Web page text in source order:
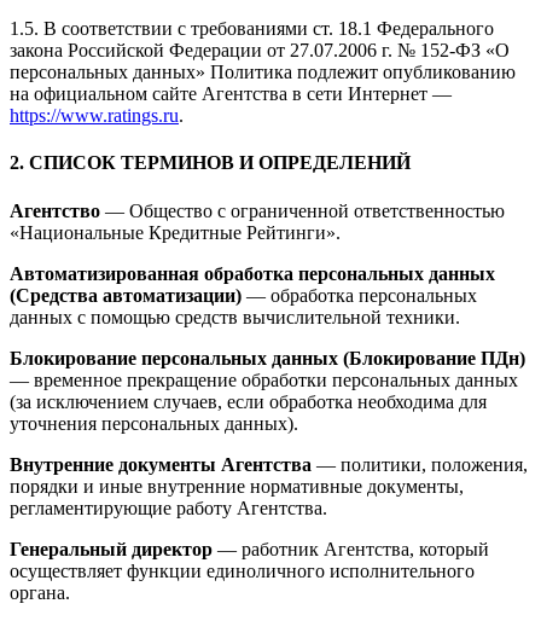
1.5. В соответствии с требованиями ст. 18.1 Федерального
закона Российской Федерации от 27.07.2006 г. № 152-ФЗ «О
персональных данных» Политика подлежит опубликованию
на официальном сайте Агентства в сети Интернет —
https://www.ratings.ru.
2. СПИСОК ТЕРМИНОВ И ОПРЕДЕЛЕНИЙ
Агентство — Общество с ограниченной ответственностью
«Национальные Кредитные Рейтинги».
Автоматизированная обработка персональных данных
(Средства автоматизации) — обработка персональных
данных с помощью средств вычислительной техники.
Блокирование персональных данных (Блокирование ПДн)
— временное прекращение обработки персональных данных
(за исключением случаев, если обработка необходима для
уточнения персональных данных).
Внутренние документы Агентства — политики, положения,
порядки и иные внутренние нормативные документы,
регламентирующие работу Агентства.
Генеральный директор — работник Агентства, который
осуществляет функции единоличного исполнительного
органа.